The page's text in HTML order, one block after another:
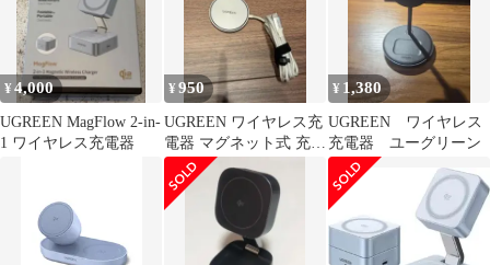
ト USB-C入出力 PD
20W 急速充電対応 PSE
技術基準適合 お肌に優
しいシリコン素材
6f9a687c
¥4,000
UGREEN MagFlow 2-in-
1 ワイヤレス充電器
¥950
UGREEN ワイヤレス充
電器 マグネット式 充電
ケーブル MagSafe
¥ 1,380
UGREEN ワイヤレス
充電器 ユーグリーン